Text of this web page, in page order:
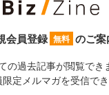
会員登録 無料 のご案
の過去記事が閲覧でき
限定メルマガを受信で